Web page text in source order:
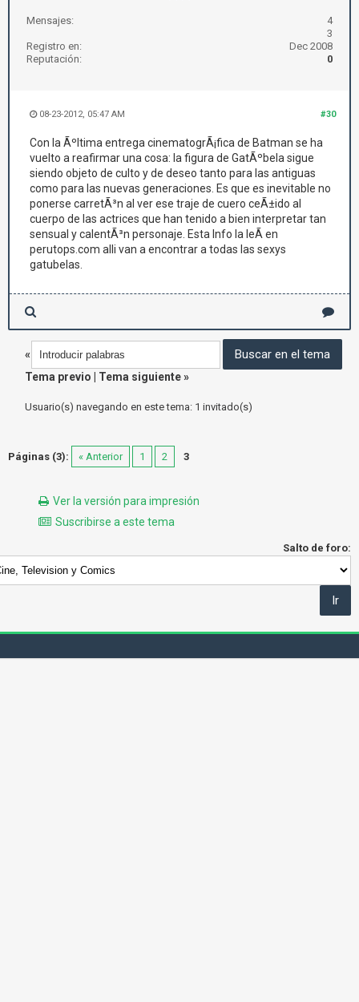
Mensajes:
4
3
Registro en:
Dec 2008
Reputación:
0
#30
08-23-2012, 05:47 AM
Con la Ãºltima entrega cinematogrÃ¡fica de Batman se ha
vuelto a reafirmar una cosa: la figura de GatÃºbela sigue
siendo objeto de culto y de deseo tanto para las antiguas
como para las nuevas generaciones. Es que es inevitable no
ponerse carretÃ³n al ver ese traje de cuero ceÃ±ido al
cuerpo de las actrices que han tenido a bien interpretar tan
sensual y calentÃ³n personaje. Esta Info la leÃ­ en
perutops.com alli van a encontrar a todas las sexys
gatubelas.
«
Tema previo
Tema siguiente»
Usuario(s) navegando en este tema: 1 invitado(s)
Páginas (3): « Anterior 1 2 3
Ver la versión para impresión
Suscribirse a este tema
Salto de foro: